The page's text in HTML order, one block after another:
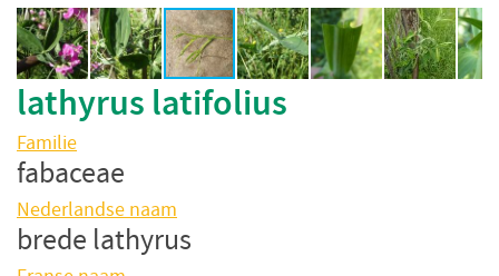
lathyrus latifolius
Familie
fabaceae
Nederlandse naam
brede lathyrus